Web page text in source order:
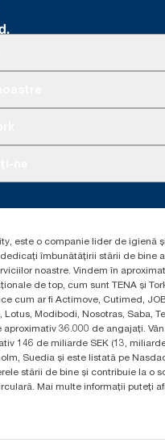
Kft. Professional
út 51.
este o companie lider de igienă
îmbunătățirii stării de bine
noastre. Vindem în
de top, cum sunt TENA și
cum ar fi Actimove, Cutimed,
Lotus, Modibodi, Nosotras, Saba,
aproximativ 36.000 de angajați.
146 de miliarde SEK (13,
Suedia și este listată pe
stării de bine și contribuie la o
Mai multe informații puteți